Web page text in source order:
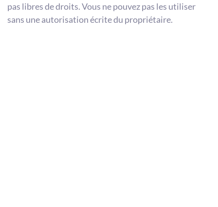
pas libres de droits. Vous ne pouvez pas les utiliser
sans une autorisation écrite du propriétaire.